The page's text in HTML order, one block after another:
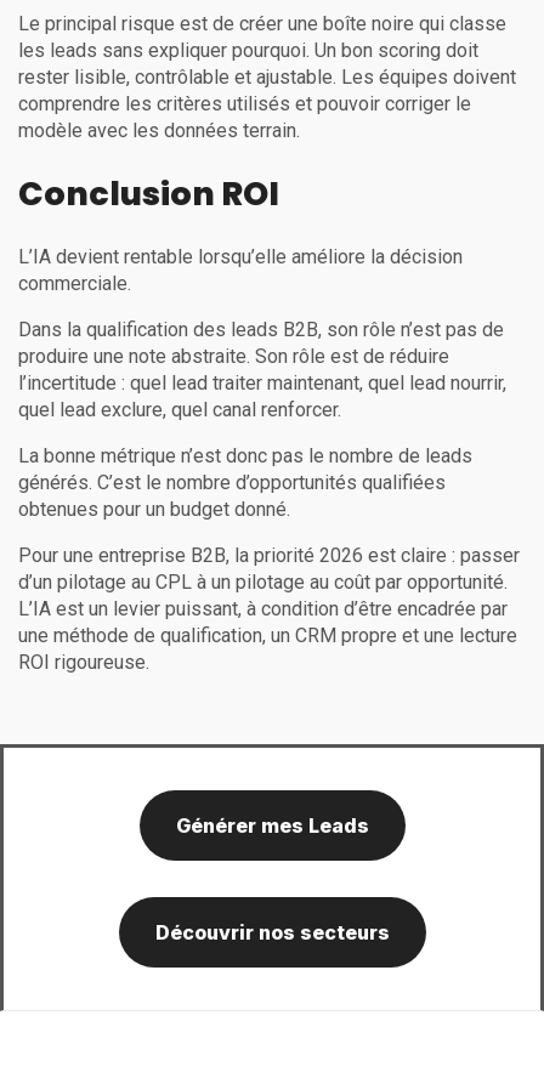
Le principal risque est de créer une boîte noire qui classe
les leads sans expliquer pourquoi. Un bon scoring doit
rester lisible, contrôlable et ajustable. Les équipes doivent
comprendre les critères utilisés et pouvoir corriger le
modèle avec les données terrain.
Conclusion ROI
L’IA devient rentable lorsqu’elle améliore la décision
commerciale.
Dans la qualification des leads B2B, son rôle n’est pas de
produire une note abstraite. Son rôle est de réduire
l’incertitude : quel lead traiter maintenant, quel lead nourrir,
quel lead exclure, quel canal renforcer.
La bonne métrique n’est donc pas le nombre de leads
générés. C’est le nombre d’opportunités qualifiées
obtenues pour un budget donné.
Pour une entreprise B2B, la priorité 2026 est claire : passer
d’un pilotage au CPL à un pilotage au coût par opportunité.
L’IA est un levier puissant, à condition d’être encadrée par
une méthode de qualification, un CRM propre et une lecture
ROI rigoureuse.
Générer mes Leads
Découvrir nos secteurs